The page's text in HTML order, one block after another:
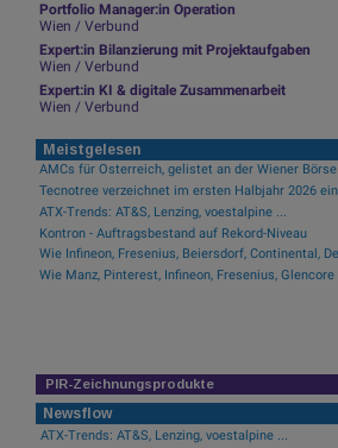
Portfolio Manager:in Operation
Wien / Verbund
Expert:in Bilanzierung mit Projektaufgaben
Wien / Verbund
Expert:in KI & digitale Zusammenarbeit
Wien / Verbund
Meistgelesen
AMCs für Österreich, gelistet an der Wiener Börse
ATX-Trends: AT&S, Lenzing, voestalpine ...
Kontron - Auftragsbestand auf Rekord-Niveau
PIR-Zeichnungsprodukte
Newsflow
ATX-Trends: AT&S, Lenzing, voestalpine ...